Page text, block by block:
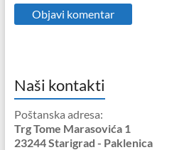
Naši kontakti
Poštanska adresa:
Trg Tome Marasovića 1
23244 Starigrad - Paklenica